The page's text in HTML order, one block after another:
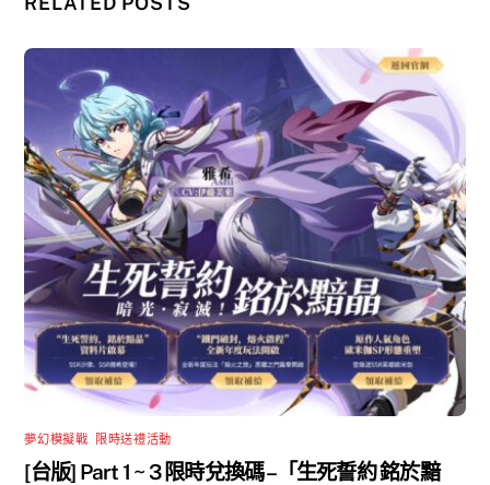
夢幻模擬戰 限時送禮活動
[台版] Part 1 ~ 3 限時兌換碼 –「生死誓約 銘於黯